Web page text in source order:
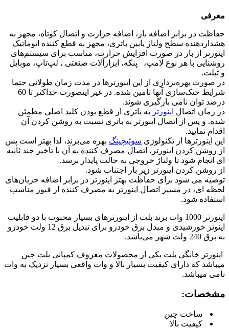
معرفی
حفاظت در برابر اضافه بار، اضافه حرارت و اتصال کوتاه، مجهز به
هشداردهنده سطح ولتاژ پایین باتری، مجهز به قطع کننده اتوماتیک
اینورتر از بار در صورت افزایش حرارت، مناسب برای سیستم‌های
روشنایی با هر نوع لامپ، پنکه، ابزارآلات صنعتی ، لپ‌تاپ، موبایل
و تبلت.
در صورت بهره‌برداری از این اینورترها در مدت زمان طولانی حتما
شرایط خنک‌سازی آنها تامین شده. در غیر اینصورت حداکثر تا 60
درصد توان نامی بارگیری شوند.
در زمان اتصال اینورتر به باتری از قطع بودن کلید اصلی مطمئن
شده. و پس از اتصال اینورتر به باتری نسبت به روشن کردن آن
اقدام نمایید.
این اینورترها از تکنولوژی سوئیچینگ بهره می‌برند، لذا بهتر است پس
از روشن کردن اینورتر، اتصال مصرف کننده به آن با تاخیر چند ثانیه
ای انجام شود تا ولتاژ خروجی به حالت پایدار برسد.
از روشن کردن اینورتر زیر بار اجتناب شود.
توصیه می شود برای حفاظت بهتر اینورتر در برابر اضافه جریان‌های
لحظه ای، در مسیر اتصال اینورتر به مصرف کننده از فیوز مناسب
استفاده شود.
اینورتر 1000 وات برند بلت از اینورترهای بسیار محبوب با دو قابلیت
اینوتر خورشیدی و مبدل برق خودرو برای تبدیل برق 12 ولت خودرو
به برق 240 ولت شهر می‌باشد.
اینورتر خانگی بلت یکی از محصولات معروف کمپانی بلت چین
میباشد که دارای کیفیت بسیار بالا و وات واقعی بسیار نزدیک به وات
نامی میباشد.
مشخصات:
ساخت چین
کیفیت بالا